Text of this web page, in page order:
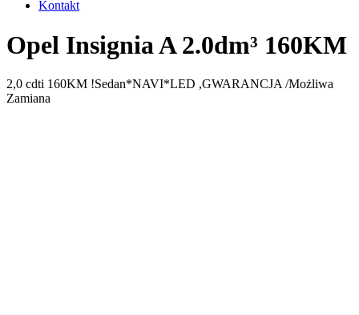
Kontakt
Opel Insignia A 2.0dm³ 160KM
2,0 cdti 160KM !Sedan*NAVI*LED ,GWARANCJA /Możliwa
Zamiana